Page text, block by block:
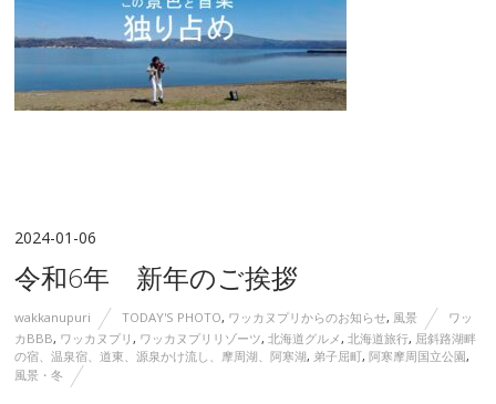
2024-01-06
令和6年 新年のご挨拶
wakkanupuri TODAY'S PHOTO, ワッカヌプリからのお知らせ, 風景
ワッ
カBBB, ワッカヌプリ, ワッカヌプリリゾーツ,北海道グルメ,北海道旅行, 屈斜路湖畔
の宿、温泉宿、道東、源泉かけ流し、摩周湖、阿寒湖, 弟子屈町,阿寒摩周国立公園,
風景・冬